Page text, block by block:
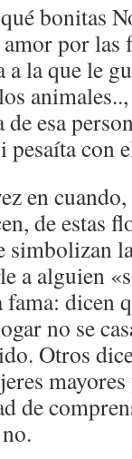
bonitas
por
a la que le
esa
con
en
de estas
simbolizan
a alguien
dicen
no se
Otros
mayores
de